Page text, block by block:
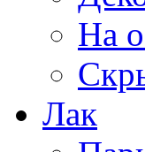
На
Лак